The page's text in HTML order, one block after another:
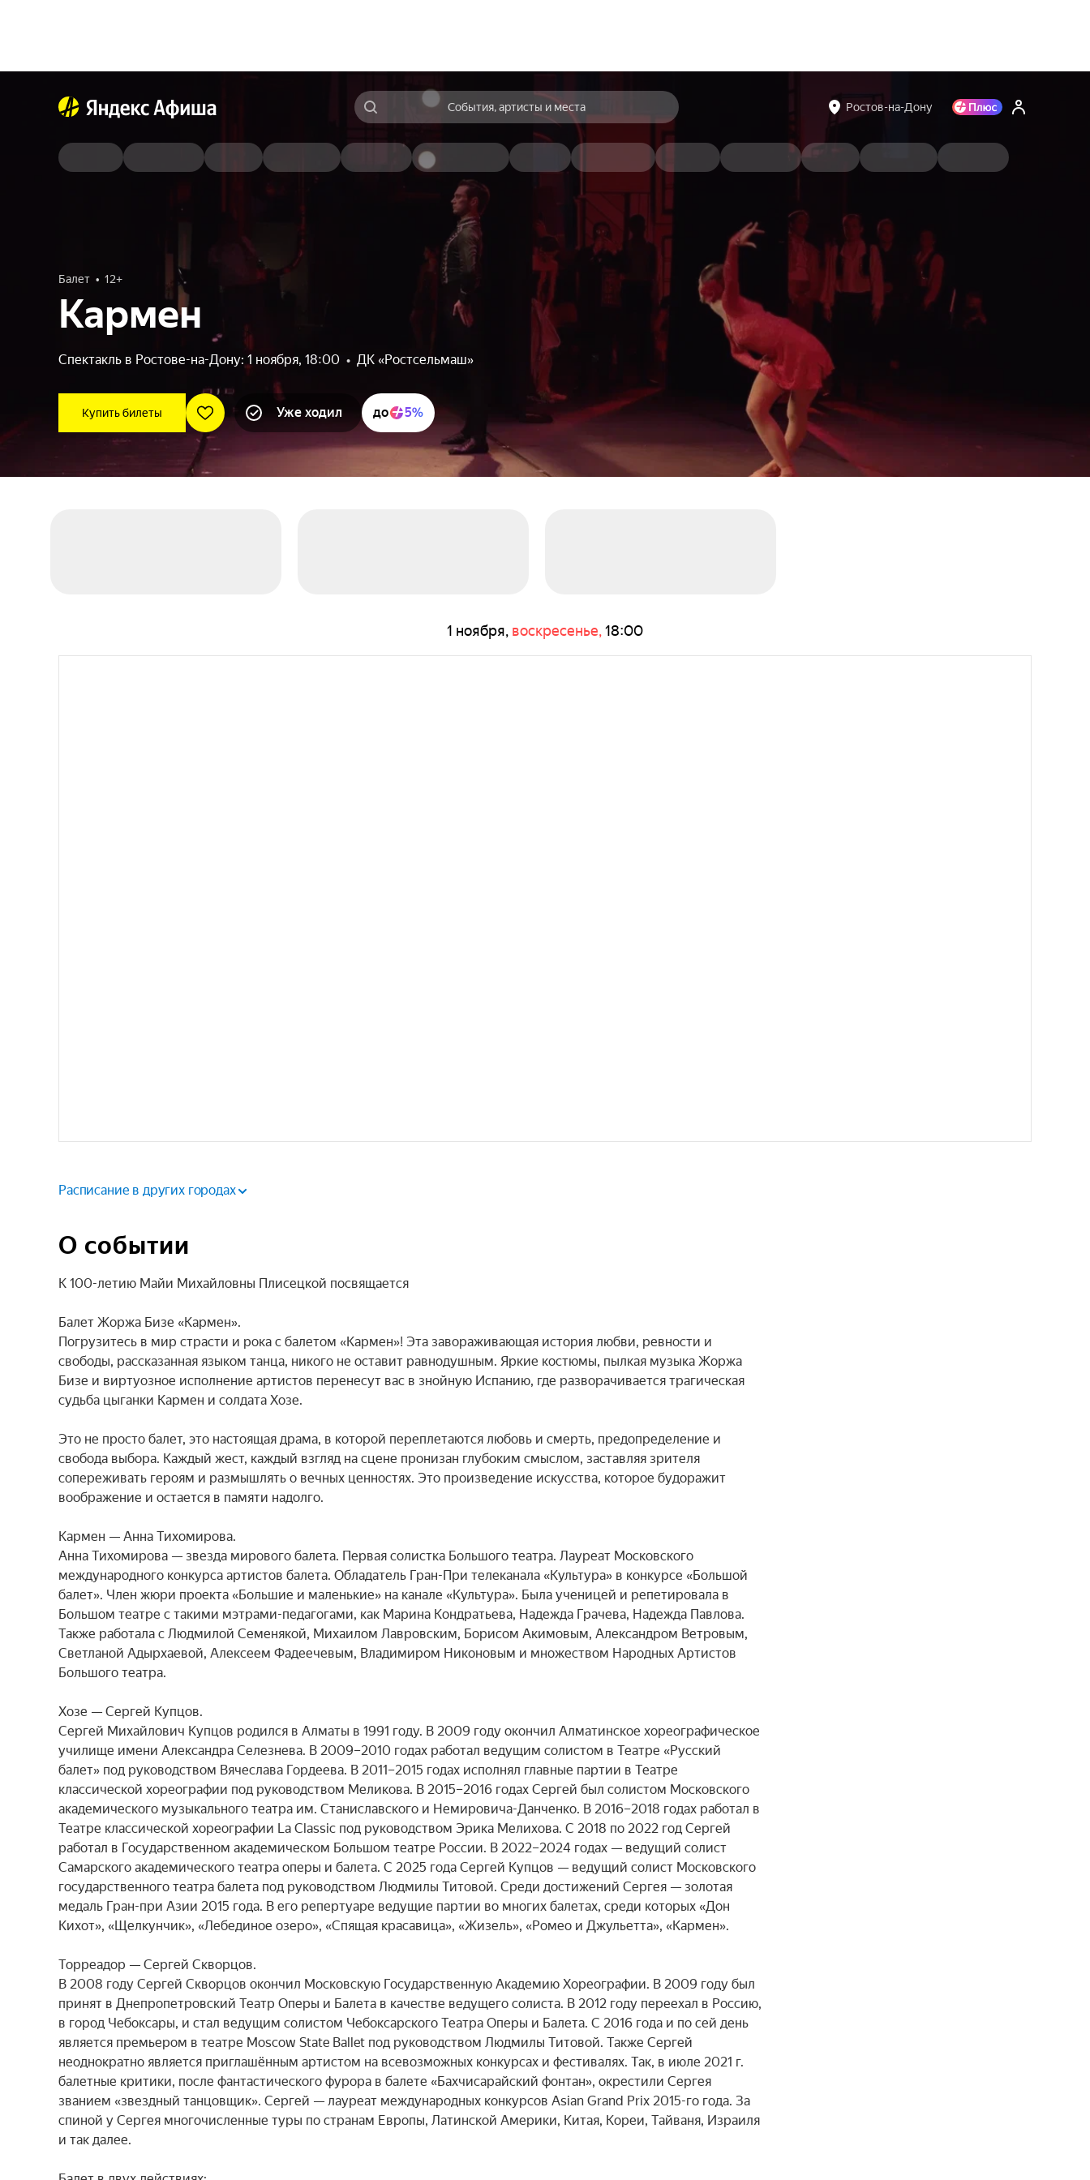
События, артисты и места Ростов-на-Дону
Балет 12+
Кармен
Спектакль в Ростове-на-Дону: 1 ноября, 18:00 • ДК «Ростсельмаш»
Купить билеты Уже ходил до 5%
1 ноября, воскресенье, 18:00
Расписание в других городах
О событии
К 100-летию Майи Михайловны Плисецкой посвящается
Балет Жоржа Бизе «Кармен».
Погрузитесь в мир страсти и рока с балетом «Кармен»! Эта завораживающая история любви, ревности и
свободы, рассказанная языком танца, никого не оставит равнодушным. Яркие костюмы, пылкая музыка Жоржа
Бизе и виртуозное исполнение артистов перенесут вас в знойную Испанию, где разворачивается трагическая
судьба цыганки Кармен и солдата Хозе.
Это не просто балет, это настоящая драма, в которой переплетаются любовь и смерть, предопределение и
свобода выбора. Каждый жест, каждый взгляд на сцене пронизан глубоким смыслом, заставляя зрителя
сопереживать героям и размышлять о вечных ценностях. Это произведение искусства, которое будоражит
воображение и остается в памяти надолго.
Кармен — Анна Тихомирова.
Анна Тихомирова — звезда мирового балета. Первая солистка Большого театра. Лауреат Московского
международного конкурса артистов балета. Обладатель Гран-При телеканала «Культура» в конкурсе «Большой
балет». Член жюри проекта «Большие и маленькие» на канале «Культура». Была ученицей и репетировала в
Большом театре с такими мэтрами-педагогами, как Марина Кондратьева, Надежда Грачева, Надежда Павлова.
Также работала с Людмилой Семенякой, Михаилом Лавровским, Борисом Акимовым, Александром Ветровым,
Светланой Адырхаевой, Алексеем Фадеечевым, Владимиром Никоновым и множеством Народных Артистов
Большого театра.
Хозе — Сергей Купцов.
Сергей Михайлович Купцов родился в Алматы в 1991 году. В 2009 году окончил Алматинское хореографическое
училище имени Александра Селезнева. В 2009–2010 годах работал ведущим солистом в Театре «Русский
балет» под руководством Вячеслава Гордеева. В 2011–2015 годах исполнял главные партии в Театре
классической хореографии под руководством Меликова. В 2015–2016 годах Сергей был солистом Московского
академического музыкального театра им. Станиславского и Немировича-Данченко. В 2016–2018 годах работал в
Театре классической хореографии La Classic под руководством Эрика Мелихова. С 2018 по 2022 год Сергей
работал в Государственном академическом Большом театре России. В 2022–2024 годах — ведущий солист
Самарского академического театра оперы и балета. С 2025 года Сергей Купцов — ведущий солист Московского
государственного театра балета под руководством Людмилы Титовой. Среди достижений Сергея — золотая
медаль Гран-при Азии 2015 года. В его репертуаре ведущие партии во многих балетах, среди которых «Дон
Кихот», «Щелкунчик», «Лебединое озеро», «Спящая красавица», «Жизель», «Ромео и Джульетта», «Кармен».
Торреадор — Сергей Скворцов.
В 2008 году Сергей Скворцов окончил Московскую Государственную Академию Хореографии. В 2009 году был
принят в Днепропетровский Театр Оперы и Балета в качестве ведущего солиста. В 2012 году переехал в Россию,
в город Чебоксары, и стал ведущим солистом Чебоксарского Театра Оперы и Балета. С 2016 года и по сей день
является премьером в театре Moscow State Ballet под руководством Людмилы Титовой. Также Сергей
неоднократно является приглашённым артистом на всевозможных конкурсах и фестивалях. Так, в июле 2021 г.
балетные критики, после фантастического фурора в балете «Бахчисарайский фонтан», окрестили Сергея
званием «звездный танцовщик». Сергей — лауреат международных конкурсов Asian Grand Prix 2015-го года. За
спиной у Сергея многочисленные туры по странам Европы, Латинской Америки, Китая, Кореи, Тайваня, Израиля
и так далее.